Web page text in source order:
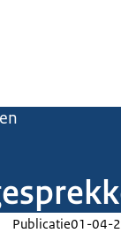
Publicatie01-04-